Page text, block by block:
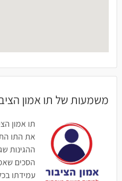
משמעות של תו אמון
תו אמון
את התו
ההגינות
הסכים
עמידתו